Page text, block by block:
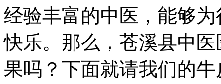
经验丰富的中医，能够
快乐。那么，苍溪县中
果吗？下面就请我们的